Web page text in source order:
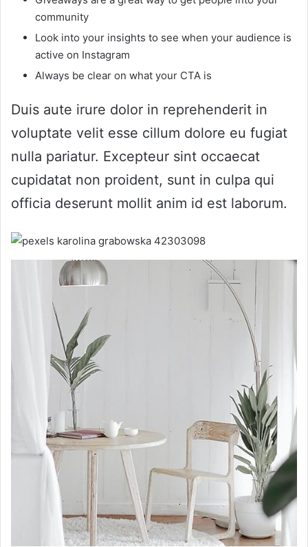
community
Look into your insights to see when your audience is
active on Instagram
Always be clear on what your CTA is
Duis aute irure dolor in reprehenderit in
voluptate velit esse cillum dolore eu fugiat
nulla pariatur. Excepteur sint occaecat
cupidatat non proident, sunt in culpa qui
officia deserunt mollit anim id est laborum.